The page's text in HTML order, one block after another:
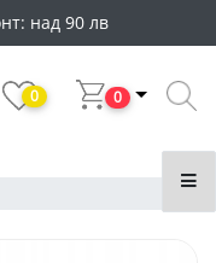
над 90 лв
0 0